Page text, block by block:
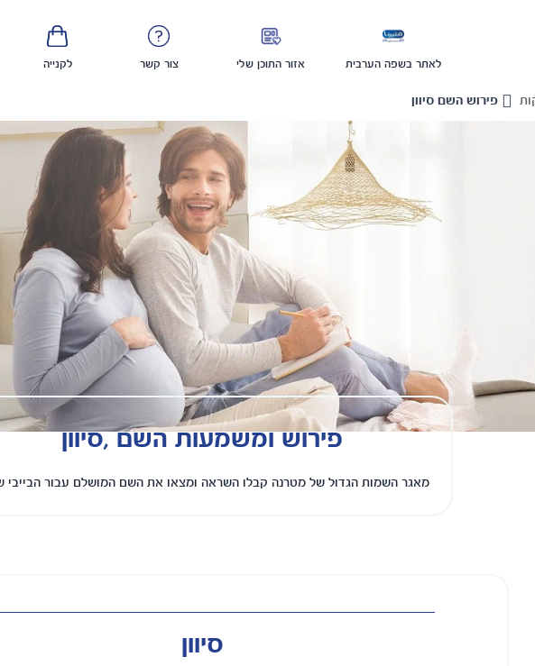
לאתר בשפה הערבית אזור התוכן שלי צור קשר לקנייה
פירוש השם סיוון
פירוש ומשמעות השם ,סיוון
מאגר השמות הגדול של מטרנה קבלו השראה ומצאו את השם המושלם עבור הבייבי
סיוון